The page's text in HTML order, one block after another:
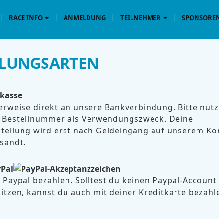
RACE INFO ANMELDUNG TEILNEHMER
direkt an unsere Bankverbindung. Bitte
als Verwendungszweck. Deine
wird erst nach Geldeingang auf unserem
bezahlen. Solltest du keinen Paypal-Account
kannst du auch mit deiner Kreditkarte